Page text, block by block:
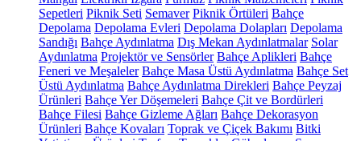
Sepetleri Piknik Seti Semaver Piknik Örtüleri Bahçe
Depolama Depolama Evleri Depolama Dolapları Depolama
Sandığı Bahçe Aydınlatma Dış Mekan Aydınlatmalar Solar
Aydınlatma Projektör ve Sensörler Bahçe Aplikleri Bahçe
Feneri ve Meşaleler Bahçe Masa Üstü Aydınlatma Bahçe Set
Üstü Aydınlatma Bahçe Aydınlatma Direkleri Bahçe Peyzaj
Ürünleri Bahçe Yer Döşemeleri Bahçe Çit ve Bordürleri
Bahçe Filesi Bahçe Gizleme Ağları Bahçe Dekorasyon
Ürünleri Bahçe Kovaları Toprak ve Çiçek Bakımı Bitki